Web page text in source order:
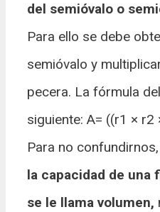
del semióvalo o
Para ello se debe
semióvalo y
pecera. La fórmula
siguiente: A= ((r1 ×
Para no confundirnos,
la capacidad de una
se le llama volumen,